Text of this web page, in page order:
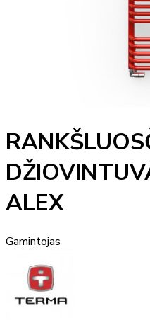
ALEX
Gamintojas